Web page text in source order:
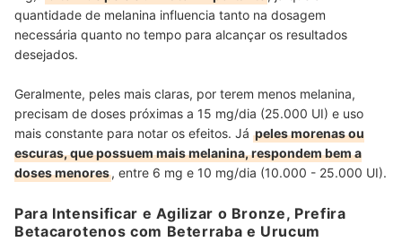
quantidade de melanina influencia tanto na dosagem
necessária quanto no tempo para alcançar os resultados
desejados.
Geralmente, peles mais claras, por terem menos melanina,
precisam de doses próximas a 15 mg/dia (25.000 UI) e uso
mais constante para notar os efeitos. Já peles morenas ou
escuras, que possuem mais melanina, respondem bem a
doses menores, entre 6 mg e 10 mg/dia (10.000 - 25.000 UI).
Para Intensificar e Agilizar o Bronze, Prefira
Betacarotenos com Beterraba e Urucum